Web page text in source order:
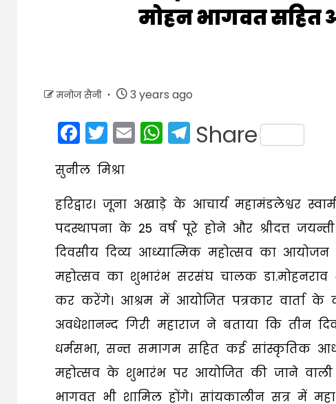
मोहन भागवत सहित
मनोज सैनी 3 years ago
Facebook
Twitter
EmailWhatsApp
Telegram
Share
सुनील मिश्रा
हरिद्वार। जूना अखाड़े के आचार्य महामंडलेश्वर
पदस्थापना के 25 वर्ष पूरे होने और श्रीदत्त
दिवसीय दिव्य आध्यात्मिक महोत्सव का
महोत्सव का शुभारंभ सरसंघ चालक
कर करेंगे। आश्रम में आयोजित पत्रकार वार्ता के
अवधेशानन्द गिरी महाराज ने बताया कि तीन
धर्मसभा, सन्त समागम सहित कई सांस्कृतिक
महोत्सव के शुभारंभ पर आयोजित की जाने
भागवत भी शामिल होंगे। सांयकालीन सत्र में